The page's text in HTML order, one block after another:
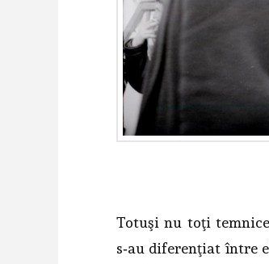
Totuşi nu toţi
s‑au diferenţiat între